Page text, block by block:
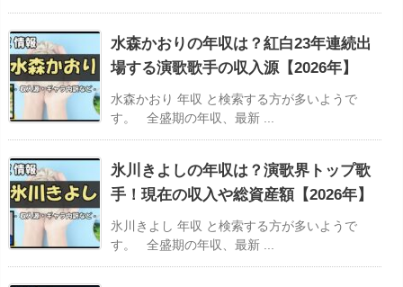
水森かおりの年収は？紅白23年連続出
場する演歌歌手の収入源【2026年】
水森かおり 年収 と検索する方が多いようで
す。 全盛期の年収、最新 ...
氷川きよしの年収は？演歌界トップ歌
手！現在の収入や総資産額【2026年】
氷川きよし 年収 と検索する方が多いようで
す。 全盛期の年収、最新 ...